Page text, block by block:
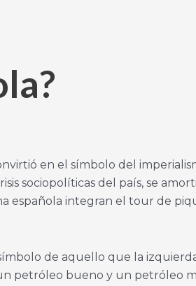
en el símbolo del
sociopolíticas del país, se
española integran el tour de
de aquello que la
petróleo bueno y un petróleo